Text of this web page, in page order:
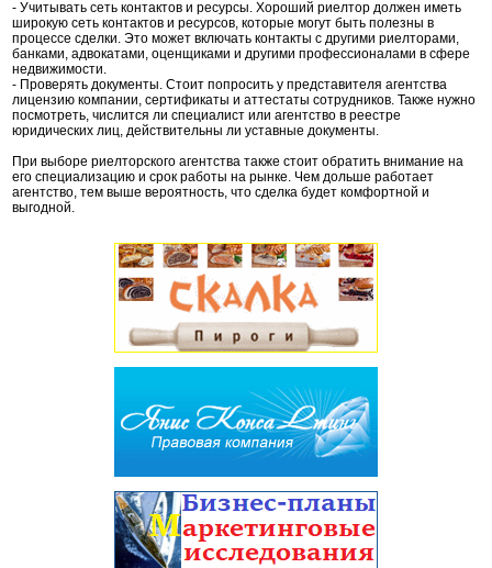
- Учитывать сеть контактов и ресурсы. Хороший риелтор должен иметь
широкую сеть контактов и ресурсов, которые могут быть полезны в
процессе сделки. Это может включать контакты с другими риелторами,
банками, адвокатами, оценщиками и другими профессионалами в сфере
недвижимости.
- Проверять документы. Стоит попросить у представителя агентства
лицензию компании, сертификаты и аттестаты сотрудников. Также нужно
посмотреть, числится ли специалист или агентство в реестре
юридических лиц, действительны ли уставные документы.
При выборе риелторского агентства также стоит обратить внимание на
его специализацию и срок работы на рынке. Чем дольше работает
агентство, тем выше вероятность, что сделка будет комфортной и
выгодной.